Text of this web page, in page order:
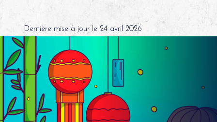
Dernière mise à jour le 24 avril 2026